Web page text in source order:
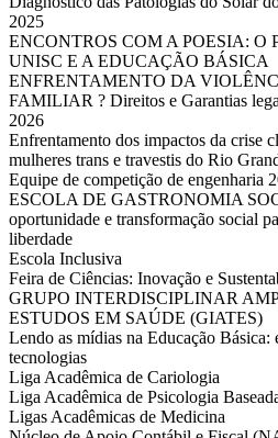
2025
ENCONTROS COM A POESIA: O
UNISC E A EDUCAÇÃO BÁSICA
ENFRENTAMENTO DA
FAMILIAR ? Direitos e Garantias
2026
Enfrentamento dos impactos da crise
mulheres trans e travestis do Rio
Equipe de competição de engenharia
ESCOLA DE GASTRONOMIA
oportunidade e transformação social
liberdade
Escola Inclusiva
Feira de Ciências: Inovação e
GRUPO INTERDISCIPLINAR
ESTUDOS EM SAÚDE (GIATES)
Lendo as mídias na Educação Básica:
tecnologias
Liga Acadêmica de Cariologia
Liga Acadêmica de Psicologia
Ligas Acadêmicas de Medicina